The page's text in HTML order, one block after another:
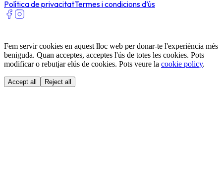
Política de privacitatTermes i condicions d’ús
Fem servir cookies en aquest lloc web per donar-te l'experiència més
beniguda. Quan acceptes, acceptes l'ús de totes les cookies. Pots
modificar o rebutjar elús de cookies. Pots veure la cookie policy.
Accept all Reject all